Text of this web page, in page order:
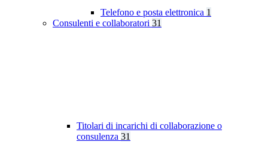
Telefono e posta elettronica 1
Consulenti e collaboratori 31
Titolari di incarichi di collaborazione o
consulenza 31